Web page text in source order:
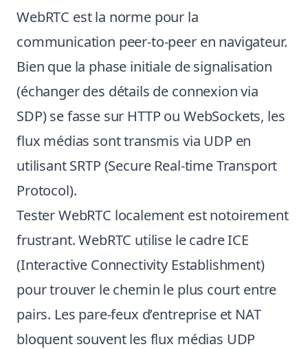
WebRTC est la norme pour la
communication peer-to-peer en navigateur.
Bien que la phase initiale de signalisation
(échanger des détails de connexion via
SDP) se fasse sur HTTP ou WebSockets, les
flux médias sont transmis via UDP en
utilisant SRTP (Secure Real-time Transport
Protocol).
Tester WebRTC localement est notoirement
frustrant. WebRTC utilise le cadre ICE
(Interactive Connectivity Establishment)
pour trouver le chemin le plus court entre
pairs. Les pare-feux d’entreprise et NAT
bloquent souvent les flux médias UDP